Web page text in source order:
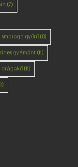
(7)
smaragd gyűrű(8)
gyémánt (11)
drágakő(11)